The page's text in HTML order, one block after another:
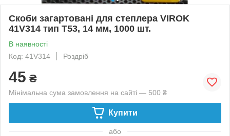
Скоби загартовані для степлера VIROK
41V314 тип Т53, 14 мм, 1000 шт.
В наявності
Код: 41V314
Роздріб
45 ₴
Мінімальна сума замовлення на сайті — 500 ₴
Купити
або